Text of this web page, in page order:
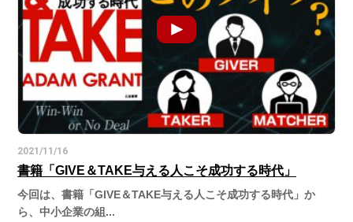
2021/11/16
書籍「GIVE＆TAKE与える人こそ成功する時代」
今回は、書籍「GIVE＆TAKE与える人こそ成功する時代」か
ら、中小企業の組...